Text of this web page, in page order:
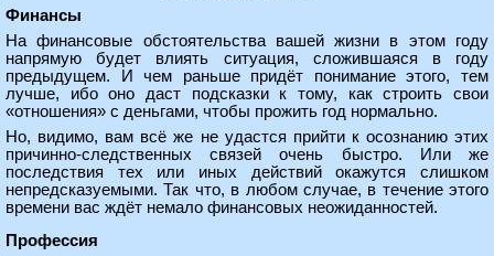
Финансы
На финансовые обстоятельства вашей жизни в этом году
напрямую будет влиять ситуация, сложившаяся в году
предыдущем. И чем раньше придёт понимание этого, тем
лучше, ибо оно даст подсказки к тому, как строить свои
«отношения» с деньгами, чтобы прожить год нормально.
Но, видимо, вам всё же не удастся прийти к осознанию этих
причинно-следственных связей очень быстро. Или же
последствия тех или иных действий окажутся слишком
непредсказуемыми. Так что, в любом случае, в течение этого
времени вас ждёт немало финансовых неожиданностей.
Профессия